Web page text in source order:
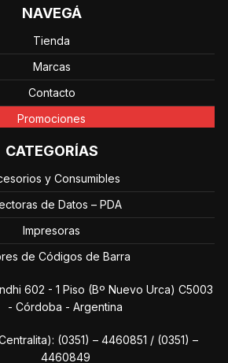
NAVEGÁ
Tienda
Marcas
Contacto
Promociones
CATEGORÍAS
y Consumibles
de Datos – PDA
Impresoras
de Códigos de Barra
602 - 1 Piso (Bº Nuevo Urca) C5003
- Córdoba - Argentina
(0351) – 4460851 / (0351) –
4460849